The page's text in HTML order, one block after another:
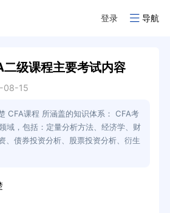
登录 导航
级课程主要考试内容
08-15
CFA课程 所涵盖的知识体系： CFA考
域，包括：定量分析方法、经济学、财
、债券投资分析、股票投资分析、衍生